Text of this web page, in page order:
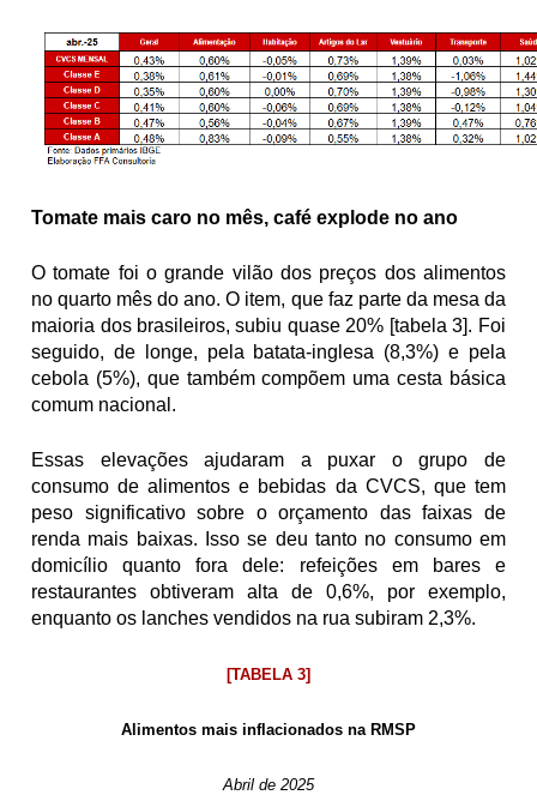
Tomate mais caro no mês, café explode no ano
O tomate foi o grande vilão dos preços dos alimentos
no quarto mês do ano. O item, que faz parte da mesa da
maioria dos brasileiros, subiu quase 20% [tabela 3]. Foi
seguido, de longe, pela batata-inglesa (8,3%) e pela
cebola (5%), que também compõem uma cesta básica
comum nacional.
Essas elevações ajudaram a puxar o grupo de
consumo de alimentos e bebidas da CVCS, que tem
peso significativo sobre o orçamento das faixas de
renda mais baixas. Isso se deu tanto no consumo em
domicílio quanto fora dele: refeições em bares e
restaurantes obtiveram alta de 0,6%, por exemplo,
enquanto os lanches vendidos na rua subiram 2,3%.
[TABELA 3]
Alimentos mais inflacionados na RMSP
Abril de 2025